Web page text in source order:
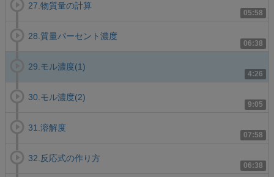
05:58
27.物質量の計算
06:38
28.質量パーセント濃度
4:26
29.モル濃度(1)
9:05
30.モル濃度(2)
07:58
31.溶解度
06:38
32.反応式の作り方